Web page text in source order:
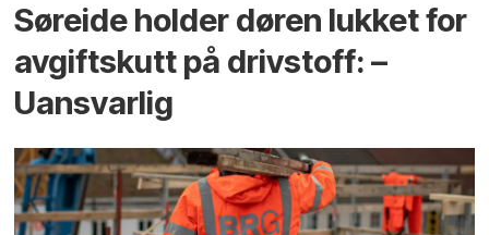
Søreide holder døren lukket for
avgiftskutt på drivstoff: –
Uansvarlig